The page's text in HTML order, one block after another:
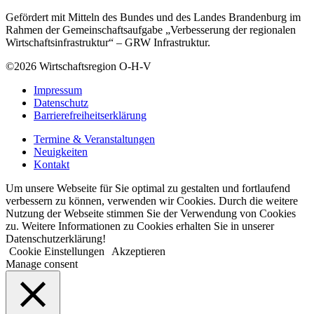
Gefördert mit Mitteln des Bundes und des Landes Brandenburg im
Rahmen der Gemeinschaftsaufgabe „Verbesserung der regionalen
Wirtschaftsinfrastruktur“ – GRW Infrastruktur.
©2026 Wirtschaftsregion O-H-V
Impressum
Datenschutz
Barrierefreiheitserklärung
Termine & Veranstaltungen
Neuigkeiten
Kontakt
Um unsere Webseite für Sie optimal zu gestalten und fortlaufend
verbessern zu können, verwenden wir Cookies. Durch die weitere
Nutzung der Webseite stimmen Sie der Verwendung von Cookies
zu. Weitere Informationen zu Cookies erhalten Sie in unserer
Datenschutzerklärung!
Cookie Einstellungen
Akzeptieren
Manage consent